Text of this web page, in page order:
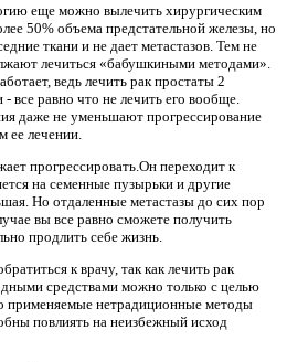
еще можно вылечить хирургическим
50% объема предстательной железы, но
ткани и не дает метастазов. Тем не
лечиться «бабушкиными методами».
ведь лечить рак простаты 2
все равно что не лечить его вообще.
даже не уменьшают прогрессирование
ее лечении.
прогрессировать.Он переходит к
на семенные пузырьки и другие
Но отдаленные метастазы до сих пор
вы все равно сможете получить
продлить себе жизнь.
к врачу, так как лечить рак
средствами можно только с целью
применяемые нетрадиционные методы
повлиять на неизбежный исход